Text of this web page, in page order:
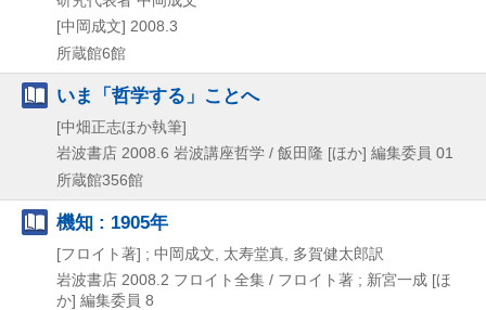
[中岡成文] 2008.3
所蔵館6館
いま「哲学する」ことへ
[中畑正志ほか執筆]
岩波書店 2008.6 岩波講座哲学 / 飯田隆 [ほか] 編集委員 01
所蔵館356館
機知 : 1905年
[フロイト著] ; 中岡成文, 太寿堂真, 多賀健太郎訳
岩波書店 2008.2 フロイト全集 / フロイト著 ; 新宮一成 [ほ
か] 編集委員 8